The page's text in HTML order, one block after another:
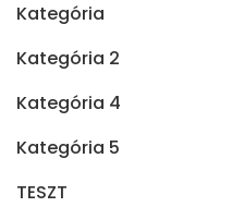
Kategória
Kategória 2
Kategória 4
Kategória 5
TESZT